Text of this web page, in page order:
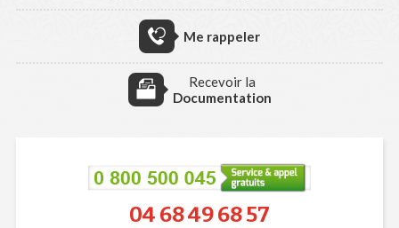
Me rappeler
Recevoir la
Documentation
04 68 49 68 57